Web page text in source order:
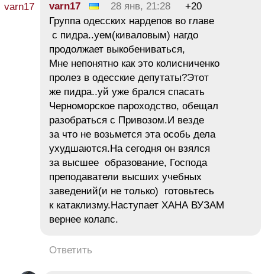
varn17 28 янв, 21:28
+20
Группа одесских нардепов во главе
с пидра..уем(киваловым) нагдо
продолжает выкобениваться,
Мне непонятно как это колисниченко
пролез в одесские депутаты?Этот
же пидра..уй уже брался спасать
Черноморское пароходство, обещал
разобраться с Привозом.И везде
за что не возьмется эта особь дела
ухудшаются.На сегодня он взялся
за высшее образование, Господа
преподаватели высших учебных
заведений(и не только) готовьтесь
к катаклизму.Наступает ХАНА ВУЗАМ
вернее колапс.
Ответить